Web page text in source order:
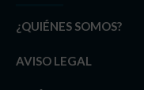
¿QUIÉNES SOMOS?
AVISO LEGAL